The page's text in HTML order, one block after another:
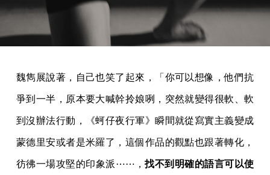
魏雋展說著，自己也笑了起來，「你可以想像，他們抗
爭到一半，原本要大喊幹拎娘咧，突然就變得很軟、軟
到沒辦法行動，《蚵仔夜行軍》瞬間就從寫實主義變成
蒙德里安或者是米羅了，這個作品的觀點也跟著轉化，
彷彿一場攻堅的印象派⋯⋯，找不到明確的語言可以使